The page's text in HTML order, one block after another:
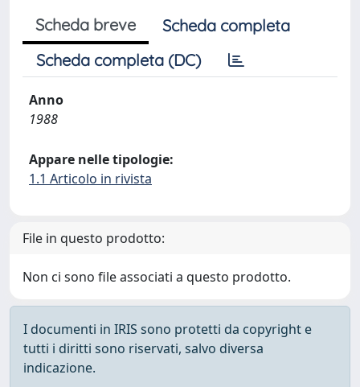
Scheda breve
Scheda completa
Scheda completa (DC)
Anno
1988
Appare nelle tipologie:
1.1 Articolo in rivista
File in questo prodotto:
Non ci sono file associati a questo prodotto.
I documenti in IRIS sono protetti da copyright e
tutti i diritti sono riservati, salvo diversa
indicazione.